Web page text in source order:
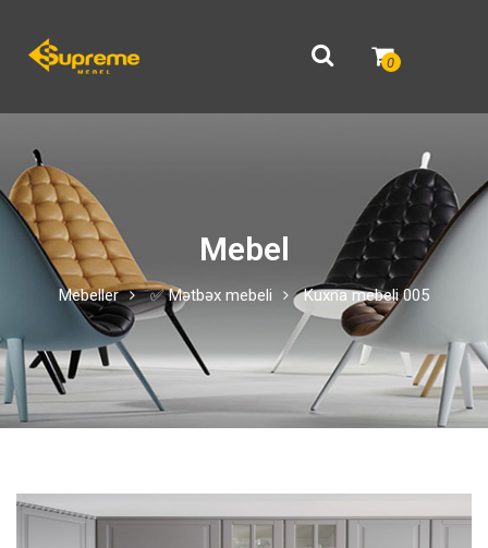
0
Mebel
Mebeller ✅ Mətbəx mebeli Kuxna mebeli 005